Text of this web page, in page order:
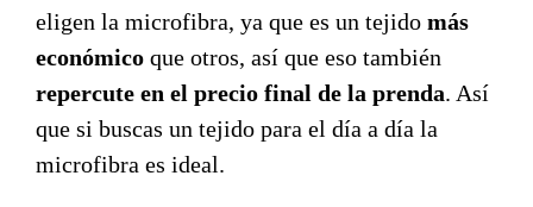
eligen la microfibra, ya que es un tejido más
económico que otros, así que eso también
repercute en el precio final de la prenda. Así
que si buscas un tejido para el día a día la
microfibra es ideal.